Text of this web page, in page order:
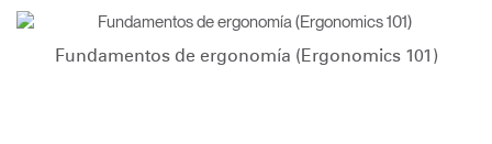
Fundamentos de ergonomía (Ergonomics 101)